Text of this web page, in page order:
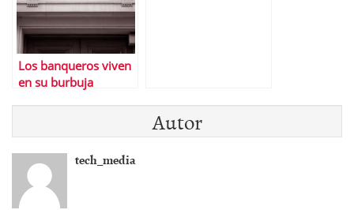
Los banqueros viven
en su burbuja
Autor
tech_media